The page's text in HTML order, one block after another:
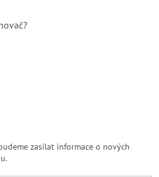
zasílat informace o nových